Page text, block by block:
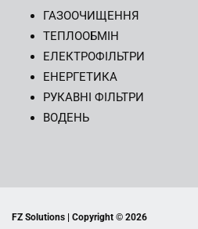
ГАЗООЧИЩЕННЯ
ТЕПЛООБМІН
ЕЛЕКТРОФІЛЬТРИ
ЕНЕРГЕТИКА
РУКАВНІ ФІЛЬТРИ
ВОДЕНЬ
FZ Solutions | Copyright © 2026